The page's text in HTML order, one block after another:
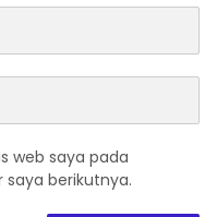
web saya pada
berikutnya.